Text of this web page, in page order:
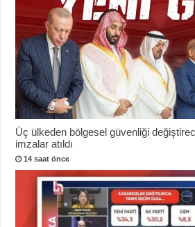
Üç ülkeden bölgesel güvenliği
imzalar atıldı
14 saat önce